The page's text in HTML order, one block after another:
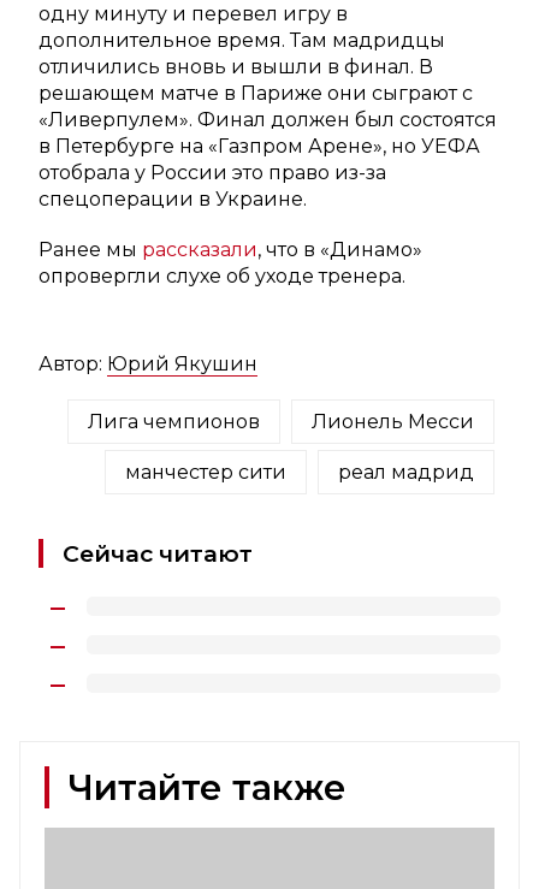
одну минуту и перевел игру в
дополнительное время. Там мадридцы
отличились вновь и вышли в финал. В
решающем матче в Париже они сыграют с
«Ливерпулем». Финал должен был состоятся
в Петербурге на «Газпром Арене», но УЕФА
отобрала у России это право из-за
спецоперации в Украине.
Ранее мы рассказали, что в «Динамо»
опровергли слухе об уходе тренера.
Автор: Юрий Якушин
Лига чемпионов Лионель Месси
манчестер сити реал мадрид
Сейчас читают
Читайте также